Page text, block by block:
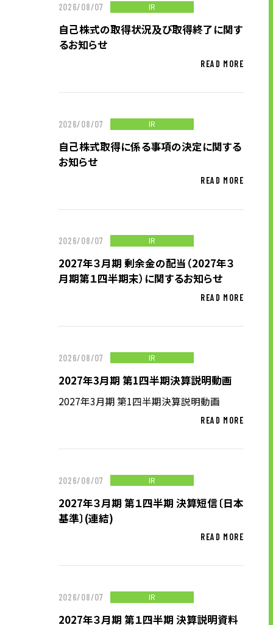
お問い合わせ・ご相談
人材派遣・請負に関して
WEB お問い合わせ
投資家情報に関して
PR・ホームページに関して
ニュース
サステナビリティTOP
サステナビリティ基本方針
UTグループが取り組む重点課題
ステークホルダー・エンゲージメント
株主・投資家の皆様へ
株主・投資家の皆様へ
経営方針
株式情報
2026/08/07 IR
自己株式の取得状況及び取得終了に関す
るお知らせ
READ MORE
2026/08/07 IR
自己株式取得に係る事項の決定に関する
お知らせ
READ MORE
2026/08/07 IR
2027年３月期 剰余金の配当（2027年３
月期第１四半期末）に関するお知らせ
READ MORE
2026/08/07 IR
2027年3月期 第1四半期決算説明動画
2027年3月期 第1四半期決算説明動画
READ MORE
2026/08/07 IR
2027年３月期 第１四半期 決算短信〔日本
基準〕(連結)
READ MORE
2026/08/07 IR
2027年３月期 第１四半期 決算説明資料